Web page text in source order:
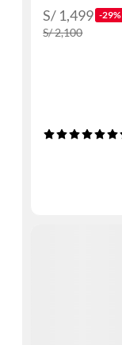
S/ 1,499 -29%
S/ 2,100